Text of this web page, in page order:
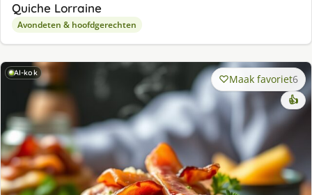
Quiche Lorraine
Avondeten & hoofdgerechten
AI-kok Maak favoriet6
👍